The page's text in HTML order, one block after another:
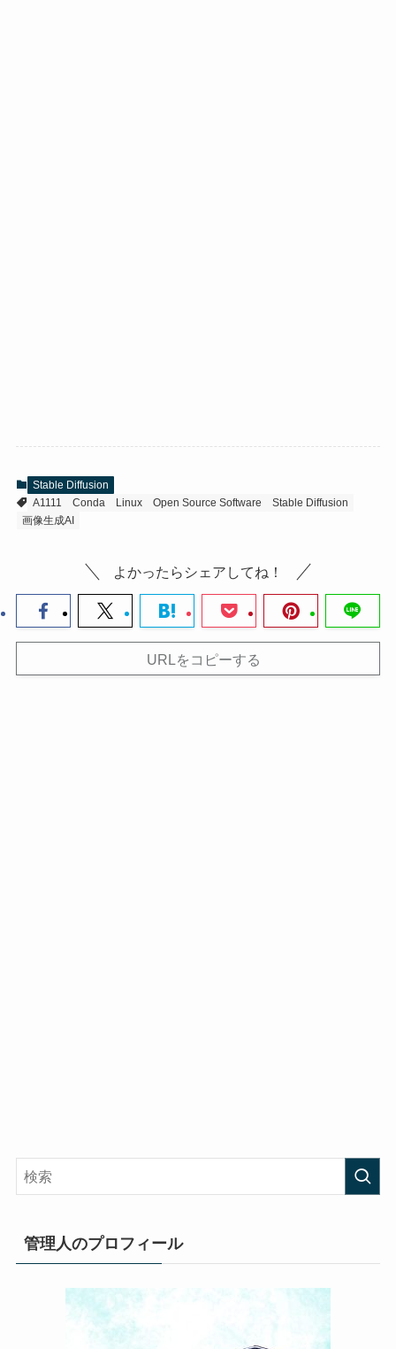
Stable Diffusion
A1111
Conda Linux Open Source Software
Stable Diffusion
画像生成AI
よかったらシェアしてね！
URLをコピーする
管理人のプロフィール